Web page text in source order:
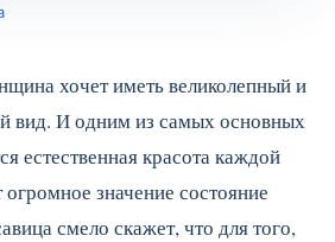
хочет иметь великолепный и
вид. И одним из самых основных
естественная красота каждой
значение состояние
смело скажет, что для того,